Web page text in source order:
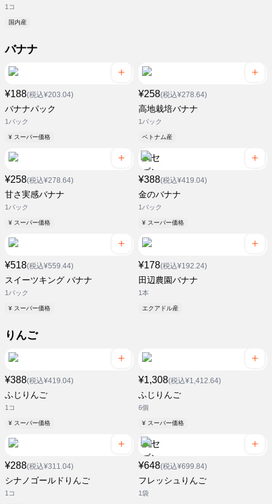
1コ
国内産
バナナ
¥188(税込¥203.04)
バナナパック
1パック
¥ スーパー価格
¥258(税込¥278.64)
高地栽培バナナ
1パック
ベトナム産
¥258(税込¥278.64)
甘さ実感バナナ
1パック
¥ スーパー価格
¥388(税込¥419.04)
金のバナナ
1パック
¥ スーパー価格
¥518(税込¥559.44)
スイーツキング バナナ
1パック
¥ スーパー価格
¥178(税込¥192.24)
田辺農園バナナ
1本
エクアドル産
りんご
¥388(税込¥419.04)
ふじりんご
1コ
¥ スーパー価格
¥1,308(税込¥1,412.64)
ふじりんご
6個
¥ スーパー価格
¥288(税込¥311.04)
シナノゴールドりんご
1コ
¥648(税込¥699.84)
フレッシュりんご
1袋